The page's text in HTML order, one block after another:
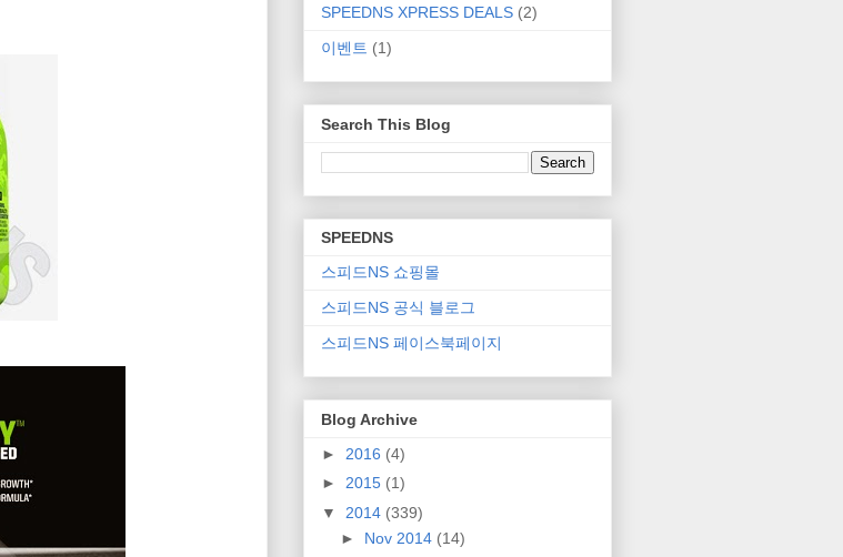
SPEEDNS XPRESS DEALS (2)
이벤트 (1)
Search This Blog
SPEEDNS
스피드NS 쇼핑몰
스피드NS 공식 블로그
스피드NS 페이스북페이지
Blog Archive
► 2016 (4)
► 2015 (1)
▼ 2014 (339)
► Nov 2014 (14)